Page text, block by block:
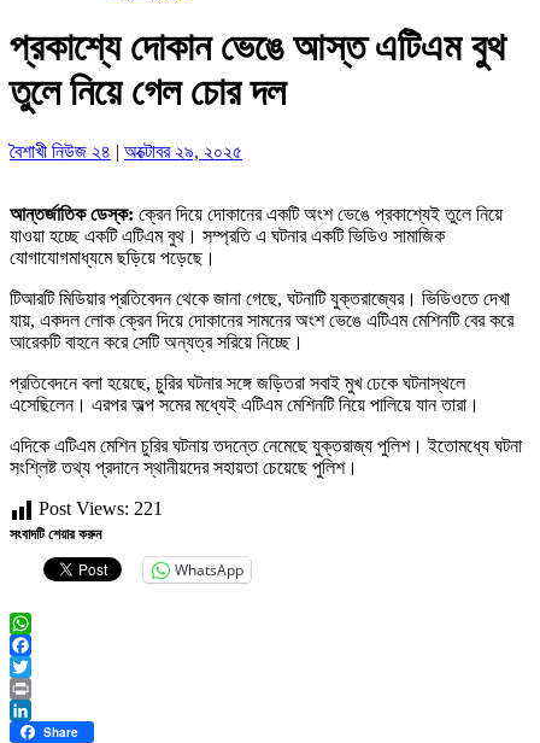
প্রকাশ্যে দোকান ভেঙে আস্ত এটিএম বুথ
তুলে নিয়ে গেল চোর দল
বৈশাখী নিউজ ২৪ | অক্টোবর ২৯, ২০২৫
আন্তর্জাতিক ডেস্ক: ক্রেন দিয়ে দোকানের একটি অংশ ভেঙে প্রকাশ্যেই তুলে নিয়ে
যাওয়া হচ্ছে একটি এটিএম বুথ। সম্প্রতি এ ঘটনার একটি ভিডিও সামাজিক
যোগাযোগমাধ্যমে ছড়িয়ে পড়েছে।
টিআরটি মিডিয়ার প্রতিবেদন থেকে জানা গেছে, ঘটনাটি যুক্তরাজ্যের। ভিডিওতে দেখা
যায়, একদল লোক ক্রেন দিয়ে দোকানের সামনের অংশ ভেঙে এটিএম মেশিনটি বের করে
আরেকটি বাহনে করে সেটি অন্যত্র সরিয়ে নিচ্ছে।
প্রতিবেদনে বলা হয়েছে, চুরির ঘটনার সঙ্গে জড়িতরা সবাই মুখ ঢেকে ঘটনাস্থলে
এসেছিলেন। এরপর অল্প সমের মধ্যেই এটিএম মেশিনটি নিয়ে পালিয়ে যান তারা।
এদিকে এটিএম মেশিন চুরির ঘটনায় তদন্তে নেমেছে যুক্তরাজ্য পুলিশ। ইতোমধ্যে ঘটনা
সংশ্লিষ্ট তথ্য প্রদানে স্থানীয়দের সহায়তা চেয়েছে পুলিশ।
Post Views: 221
সংবাদটি শেয়ার করুন
WhatsApp
WhatsApp
Facebook
Twitter
Print
LinkedIn
Share